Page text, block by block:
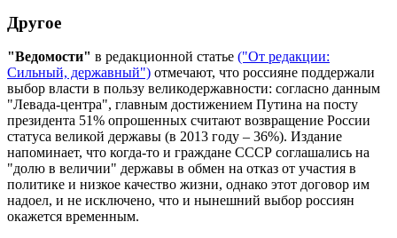
Другое
"Ведомости" в редакционной статье ("От редакции:
Сильный, державный") отмечают, что россияне поддержали
выбор власти в пользу великодержавности: согласно данным
"Левада-центра", главным достижением Путина на посту
президента 51% опрошенных считают возвращение России
статуса великой державы (в 2013 году – 36%). Издание
напоминает, что когда-то и граждане СССР соглашались на
"долю в величии" державы в обмен на отказ от участия в
политике и низкое качество жизни, однако этот договор им
надоел, и не исключено, что и нынешний выбор россиян
окажется временным.